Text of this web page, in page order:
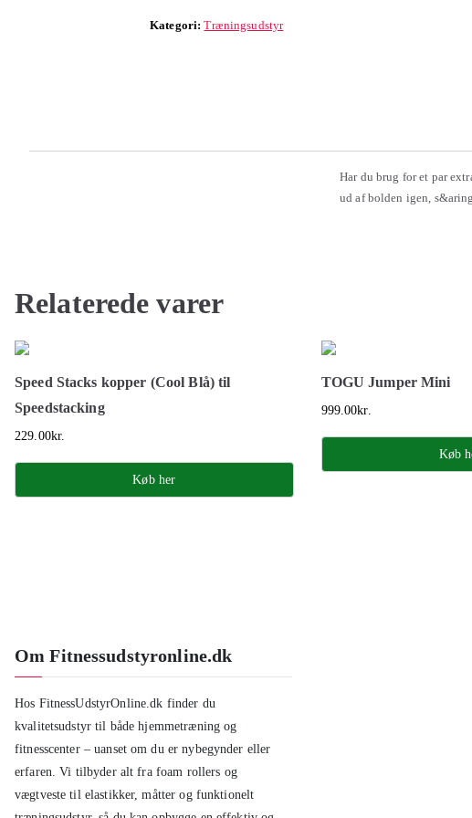
Kategori:Træningsudstyr
Har du brug for et par
ud af bolden igen,
Relaterede varer
Speed Stacks kopper (Cool Blå) til
Speedstacking
229.00kr.
Køb her
TOGU Jumper Mini
999.00kr.
Køb
Om Fitnessudstyronline.dk
Hos FitnessUdstyrOnline.dk finder du
kvalitetsudstyr til både hjemmetræning og
fitnesscenter – uanset om du er nybegynder eller
erfaren. Vi tilbyder alt fra foam rollers og
vægtveste til elastikker, måtter og funktionelt